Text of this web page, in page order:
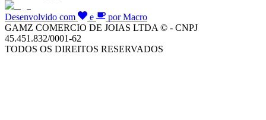
Desenvolvido com e
por Macro
GAMZ COMERCIO DE JOIAS LTDA © - CNPJ
45.451.832/0001-62
TODOS OS DIREITOS RESERVADOS